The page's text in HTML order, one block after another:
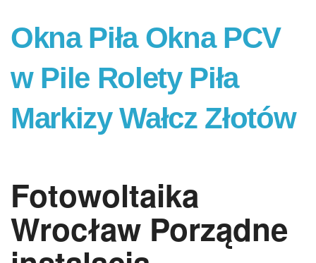
Okna Piła Okna PCV
w Pile Rolety Piła
Markizy Wałcz Złotów
Fotowoltaika
Wrocław Porządne